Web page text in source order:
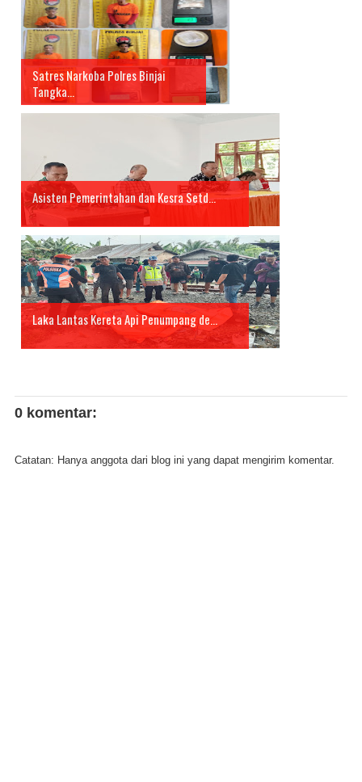
Satres Narkoba Polres Binjai
Tangka...
Asisten Pemerintahan dan Kesra Setd...
Laka Lantas Kereta Api Penumpang de...
0 komentar:
Catatan: Hanya anggota dari blog ini yang dapat mengirim komentar.